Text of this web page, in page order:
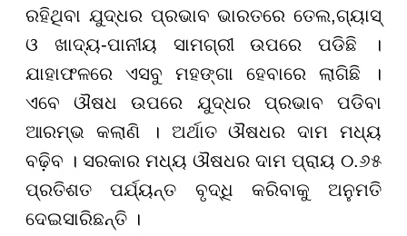
ରହିଥିବା ଯୁଦ୍ଧର ପ୍ରଭାବ ଭାରତରେ ତେଲ,ଗ୍ୟାସ୍
ଓ ଖାଦ୍ୟ-ପାନୀୟ ସାମଗ୍ରୀ ଉପରେ ପଡିଛି ।
ଯାହାଫଳରେ ଏସବୁ ମହଙ୍ଗା ହେବାରେ ଲାଗିଛି ।
ଏବେ ଔଷଧ ଉପରେ ଯୁଦ୍ଧର ପ୍ରଭାବ ପଡିବା
ଆରମ୍ଭ କଲାଣି । ଅର୍ଥାତ ଔଷଧର ଦାମ ମଧ୍ୟ
ବଢ଼ିବ । ସରକାର ମଧ୍ୟ ଔଷଧର ଦାମ ପ୍ରାୟ ୦.୬୫
ପ୍ରତିଶତ ପର୍ଯ୍ୟନ୍ତ ବୃଦ୍ଧି କରିବାକୁ ଅନୁମତି
ଦେଇସାରିଛନ୍ତି ।